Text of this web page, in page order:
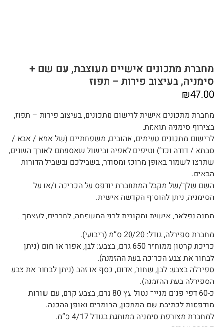
מחברת מתכונים אישיים מעוצבת, עם שם +
סימניה, בעיצוב פירות – תפוז
₪47.00
מחברת מתכונים אישית לרישום מתכונים, בעיצוב פירות – תפוז,
בצירוף סימניה תואמת.
לרישום מתכונים טעימים, אהובים, משפחתיים (של אמא / אבא /
סבתא / דודה וכד’) וטיפים לאפיה ובישול שאספתם לאורך השנים,‬‬
שתרצו לשמור באופן מרוכז ומסודר, בשבילכם ובשביל הדורות
הבאים.
השם שלך/של מקבל המתחברת יודפס על הכריכה ו/או על
הסימניה, ניתן להוסיף הקדשה אישית.
מתנה‭ ‬נפלאה, אישית ומקורית לבני המשפחה, לחברים, לעצמך…
מחברת ספירלה, גודל: 20/20 ס”מ (ריבועי).
כריכת קרטון ממוחזר 650 גרם, בצבע: לבן, אפור או חום (ניתן
לבחור את צבע הכריכה בעת ההזמנה).
ספירלה בצבע: לבן, שחור, אדום, כסף או זהב (ניתן לבחור את צבע
הספירלה בעת ההזמנה)‭.‬
כ-60 דפי פנים מנייר נטול עץ 80 גרם, בצבע קרם, עם שורות
מודפסות לכתיבת שם המתכון, החומרים ואופן ההכנה.
למחברת מצורפת סימניה ממותגת בגודל 4/17 ס”מ.